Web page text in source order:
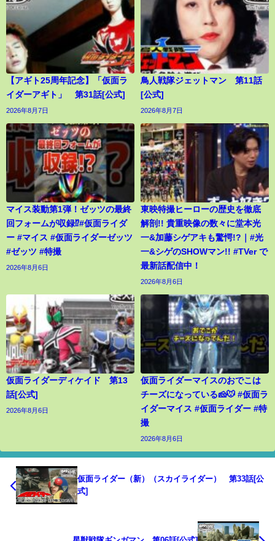
【アギト25周年記念】「仮面ラ
イダーアギト」 第31話[公式]
2026年8月7日
鳥人戦隊ジェットマン 第11話
[公式]
2026年8月7日
マイス装動第1弾！ゼッツの最終
回フォームが収録⁉︎#仮面ライダ
ー #マイス #仮面ライダーゼッツ
#ゼッツ #特撮
2026年8月6日
東映特撮ヒーローの歴史を徹底
解剖!! 貴重映像の数々に堂本光
一&加藤シゲアキも驚愕!?｜#光
一&シゲのSHOWマン!! #TVer で
最新話配信中！
2026年8月6日
仮面ライダーディケイド 第13
話[公式]
2026年8月6日
仮面ライダーマイスのおでこは
チーズになっている🧀🐭 #仮面ラ
イダーマイス #仮面ライダー #特
撮
2026年8月6日
仮面ライダー（新）（スカイライダー） 第33話[公
式]